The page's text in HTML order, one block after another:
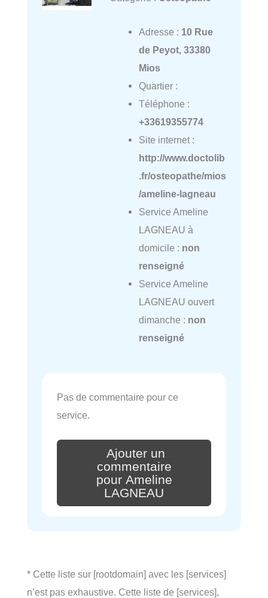
Adresse : 10 Rue
de Peyot, 33380
Mios
Quartier :
Téléphone :
+33619355774
Site internet :
http://www.doctolib
.fr/osteopathe/mios
/ameline-lagneau
Service Ameline
LAGNEAU à
domicile : non
renseigné
Service Ameline
LAGNEAU ouvert
dimanche : non
renseigné
Pas de commentaire pour ce
service.
Ajouter un
commentaire
pour Ameline
LAGNEAU
* Cette liste sur [rootdomain] avec les [services]
n’est pas exhaustive. Cette liste de [services],